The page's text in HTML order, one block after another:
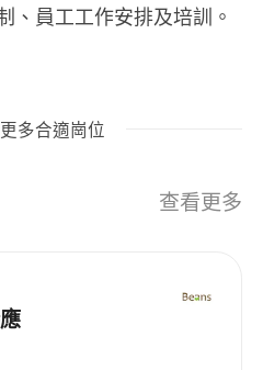
、員工工作安排及培訓。
工作,包括烤焗食品、飲
樓面服務及清潔工作。
營業目標。
食材及人力成本。
合作精神。
多合適崗位
查看更多